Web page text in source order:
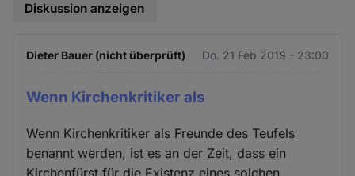
Diskussion anzeigen
Dieter Bauer (nicht überprüft) Do. 21 Feb 2019 - 23:00
Wenn Kirchenkritiker als
Wenn Kirchenkritiker als Freunde des Teufels
benannt werden, ist es an der Zeit, dass ein
Kirchenfürst für die Existenz eines solchen